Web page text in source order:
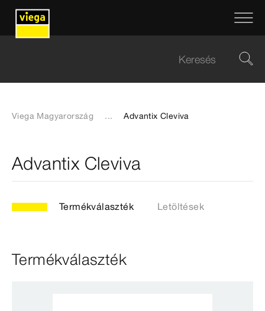
Viega Magyarország ... Advantix Cleviva
Advantix Cleviva
Termékválaszték Letöltések
Termékválaszték